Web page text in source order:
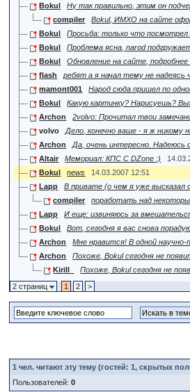
Bokul
Ну так правильно, этим он
compiler
Bokul, ИМХО на сайте
Bokul
Просьба: только что посмотрел
Bokul
Проблема ясна, narod
Bokul
Обновление на сайте,
flash
ребят а я начал тему не надеясь
mamont001
Народ сюда пришел по
Bokul
Какую картинку? Нарисуешь?
Archon
2volvo: Прочитал твои
volvo
Дело, конечно ваше - я ж никому
Archon
Да, очень интересно. Надеюсь
Altair
Мемориал: КПС С DZone :)
Bokul
news
14.03.2007 12:51
Lapp
В привате (о чем я уже высказал
compiler
поработать над
Lapp
И еще: извиняюсь за
Bokul
Вот, сегодня я вас снова
Archon
Мне нравится! В одной научно-
Archon
Похоже, Bokul сегодня не
Kirill_
Похоже, Bokul сегодня не
2 страниц 1 2 >
1 чел. читают эту тему (гостей: 1, скрытых
Пользователей:0